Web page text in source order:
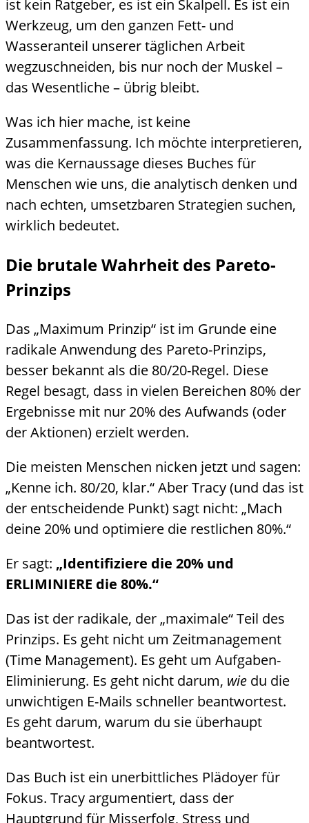
ist kein Ratgeber, es ist ein Skalpell. Es ist ein
Werkzeug, um den ganzen Fett- und
Wasseranteil unserer täglichen Arbeit
wegzuschneiden, bis nur noch der Muskel –
das Wesentliche – übrig bleibt.
Was ich hier mache, ist keine
Zusammenfassung. Ich möchte interpretieren,
was die Kernaussage dieses Buches für
Menschen wie uns, die analytisch denken und
nach echten, umsetzbaren Strategien suchen,
wirklich bedeutet.
Die brutale Wahrheit des Pareto-
Prinzips
Das „Maximum Prinzip“ ist im Grunde eine
radikale Anwendung des Pareto-Prinzips,
besser bekannt als die 80/20-Regel. Diese
Regel besagt, dass in vielen Bereichen 80% der
Ergebnisse mit nur 20% des Aufwands (oder
der Aktionen) erzielt werden.
Die meisten Menschen nicken jetzt und sagen:
„Kenne ich. 80/20, klar.“ Aber Tracy (und das ist
der entscheidende Punkt) sagt nicht: „Mach
deine 20% und optimiere die restlichen 80%.“
Er sagt: „Identifiziere die 20% und
ERLIMINIERE die 80%.“
Das ist der radikale, der „maximale“ Teil des
Prinzips. Es geht nicht um Zeitmanagement
(Time Management). Es geht um Aufgaben-
Eliminierung. Es geht nicht darum, wie du die
unwichtigen E-Mails schneller beantwortest.
Es geht darum, warum du sie überhaupt
beantwortest.
Das Buch ist ein unerbittliches Plädoyer für
Fokus. Tracy argumentiert, dass der
Hauptgrund für Misserfolg, Stress und